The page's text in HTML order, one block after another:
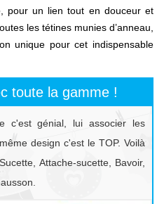
pour un lien tout en douceur et
les tétines munies d’anneau,
unique pour cet indispensable
toute la gamme !
c'est génial, lui associer les
design c'est le TOP. Voilà
Attache-sucette, Bavoir,